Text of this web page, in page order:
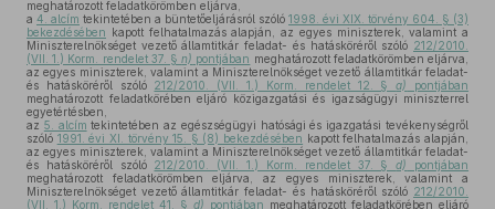
meghatározott feladatkörömben eljárva,
a 4. alcím tekintetében a büntetőeljárásról szóló 1998. évi XIX. törvény 604. § (3)
bekezdésében kapott felhatalmazás alapján, az egyes miniszterek, valamint a
Miniszterelnökséget vezető államtitkár feladat- és hatásköréről szóló 212/2010.
(VII. 1.) Korm. rendelet 37. §n) pontjában meghatározott feladatkörömben eljárva,
az egyes miniszterek, valamint a Miniszterelnökséget vezető államtitkár feladat-
és hatásköréről szóló 212/2010. (VII. 1.) Korm. rendelet 12. §a)
pontjában
meghatározott feladatkörében eljáró közigazgatási és igazságügyi miniszterrel
egyetértésben,
az 5. alcím tekintetében az egészségügyi hatósági és igazgatási tevékenységről
szóló 1991. évi XI. törvény 15. § (8) bekezdésében kapott felhatalmazás alapján,
az egyes miniszterek, valamint a Miniszterelnökséget vezető államtitkár feladat-
és hatásköréről szóló 212/2010. (VII. 1.) Korm. rendelet 37. §d)
pontjában
meghatározott feladatkörömben eljárva, az egyes miniszterek, valamint a
Miniszterelnökséget vezető államtitkár feladat- és hatásköréről szóló 212/2010.
(VII. 1.) Korm. rendelet 41. § d) pontjában meghatározott feladatkörében eljáró